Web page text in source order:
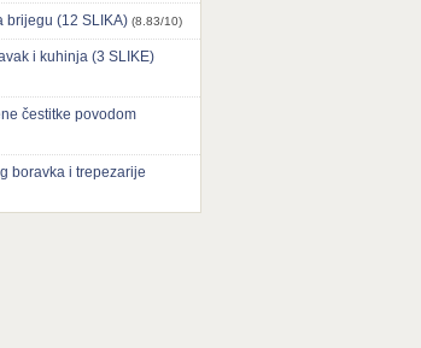
brijegu (12 SLIKA) (8.83/10)
i kuhinja (3 SLIKE)
čestitke povodom
boravka i trepezarije